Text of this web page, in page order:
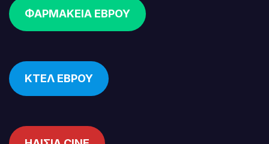
ΦΑΡΜΑΚΕΙΑ ΕΒΡΟΥ
ΚΤΕΛ ΕΒΡΟΥ